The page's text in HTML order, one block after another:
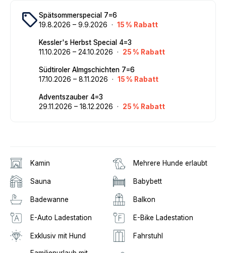
local_offerSpätsommerspecial 7=6
19.8.2026 – 9.9.2026 · 15% Rabatt
Kessler's Herbst Special 4=3
11.10.2026 – 24.10.2026 · 25% Rabatt
Südtiroler Almgschichten 7=6
17.10.2026 – 8.11.2026 · 15% Rabatt
Adventszauber 4=3
29.11.2026 – 18.12.2026 · 25% Rabatt
Kamin Mehrere Hunde erlaubt
Sauna Babybett
Badewanne Balkon
E-Auto Ladestation E-Bike Ladestation
Exklusiv mit Hund Fahrstuhl